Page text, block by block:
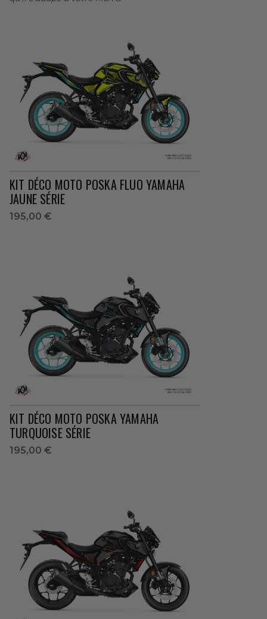
KIT DÉCO MOTO POSKA FLUO YAMAHA
JAUNE SÉRIE
195,00 €
KIT DÉCO MOTO POSKA YAMAHA
TURQUOISE SÉRIE
195,00 €